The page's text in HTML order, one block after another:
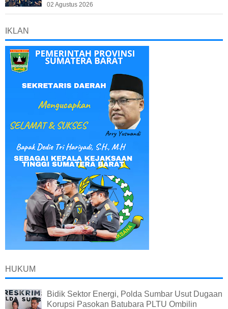
02 Agustus 2026
IKLAN
HUKUM
Bidik Sektor Energi, Polda Sumbar Usut Dugaan
Korupsi Pasokan Batubara PLTU Ombilin